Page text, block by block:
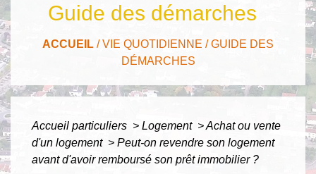
Guide des démarches
ACCUEIL /VIE QUOTIDIENNE /GUIDE DES
DÉMARCHES
Accueil particuliers > Logement >Achat ou vente
d'un logement > Peut-on revendre son logement
avant d'avoir remboursé son prêt immobilier ?